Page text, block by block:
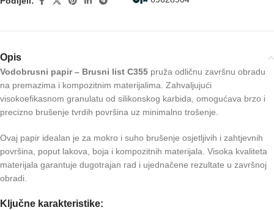
Opis
Vodobrusni papir – Brusni list C355 pruža odličnu završnu obradu
na premazima i kompozitnim materijalima. Zahvaljujući
visokoefikasnom granulatu od silikonskog karbida, omogućava brzo i
precizno brušenje tvrdih površina uz minimalno trošenje.
Ovaj papir idealan je za mokro i suho brušenje osjetljivih i zahtjevnih
površina, poput lakova, boja i kompozitnih materijala. Visoka kvaliteta
materijala garantuje dugotrajan rad i ujednačene rezultate u završnoj
obradi.
Ključne karakteristike: